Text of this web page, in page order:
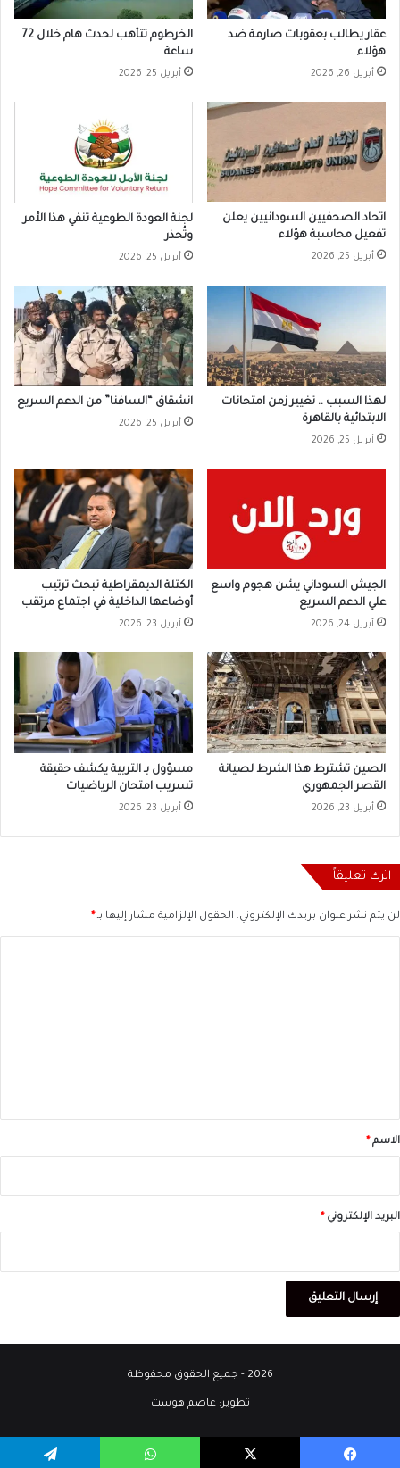
عقار يطالب بعقوبات صارمة ضد
هؤلاء
أبريل 26, 2026
الخرطوم تتأهب لحدث هام خلال 72
ساعة
أبريل 25, 2026
اتحاد الصحفيين السودانيين يعلن
تفعيل محاسبة هؤلاء
أبريل 25, 2026
لجنة العودة الطوعية تنفي هذا الأمر
وتُحذر
أبريل 25, 2026
لهذا السبب .. تغيير زمن امتحانات
الابتدائية بالقاهرة
أبريل 25, 2026
انشقاق “السافنا” من الدعم السريع
أبريل 25, 2026
الجيش السوداني يشن هجوم واسع
علي الدعم السريع
أبريل 24, 2026
الكتلة الديمقراطية تبحث ترتيب
أوضاعها الداخلية في اجتماع مرتقب
أبريل 23, 2026
الصين تشترط هذا الشرط لصيانة
القصر الجمهوري
أبريل 23, 2026
مسؤول بـ التربية يكشف حقيقة
تسريب امتحان الرياضيات
أبريل 23, 2026
اترك تعليقاً
لن يتم نشر عنوان بريدك الإلكتروني. الحقول الإلزامية مشار إليها بـ *
*الاسم *
البريد الإلكتروني *
2026 - جميع الحقوق محفوظة
تطوير:عاصم هوست